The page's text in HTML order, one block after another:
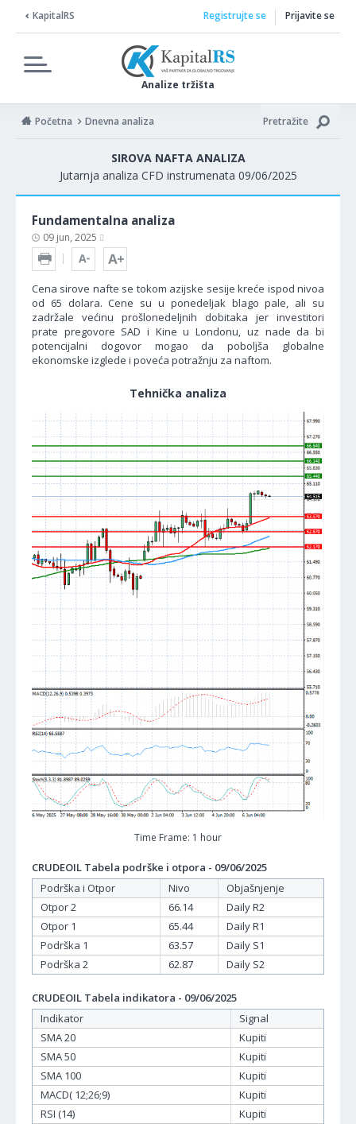
KapitalRS
Analize tržišta
Registrujte se Prijavite se
Početna Dnevna analiza Pretražite
SIROVA NAFTA ANALIZA
Jutarnja analiza CFD instrumenata 09/06/2025
Fundamentalna analiza
09 jun, 2025
Cena sirove nafte se tokom azijske sesije kreće ispod nivoa
od 65 dolara. Cene su u ponedeljak blago pale, ali su
zadržale većinu prošlonedeljnih dobitaka jer investitori
prate pregovore SAD i Kine u Londonu, uz nade da bi
potencijalni dogovor mogao da poboljša globalne
ekonomske izglede i poveća potražnju za naftom.
Tehnička analiza
Time Frame: 1 hour
CRUDEOIL Tabela podrške i otpora - 09/06/2025
Podrška i Otpor
Nivo
Objašnjenje
Otpor 2
66.14
Daily R2
Otpor 1
65.44
Daily R1
Podrška 1
63.57
Daily S1
Podrška 2
62.87 Daily S2
CRUDEOIL Tabela indikatora - 09/06/2025
Indikator
Signal
SMA 20
Kupiti
SMA 50
Kupiti
SMA 100
Kupiti
MACD( 12;26;9)
Kupiti
RSI (14)
Kupiti